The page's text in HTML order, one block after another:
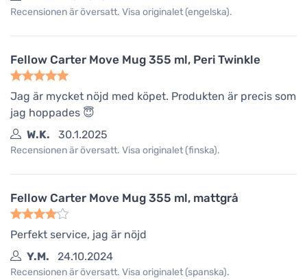
Recensionen är översatt. Visa originalet (engelska).
Fellow Carter Move Mug 355 ml, Peri Twinkle
Jag är mycket nöjd med köpet. Produkten är precis som
jag hoppades 😇
W.K.
30.1.2025
Recensionen är översatt. Visa originalet (finska).
Fellow Carter Move Mug 355 ml, mattgrå
Perfekt service, jag är nöjd
Y.M.
24.10.2024
Recensionen är översatt. Visa originalet (spanska).